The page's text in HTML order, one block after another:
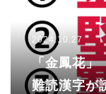
2024.10.27
「金鳳花
難読漢字が